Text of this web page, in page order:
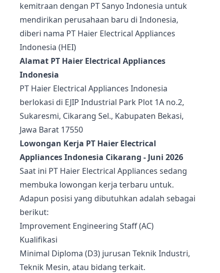
kemitraan dengan PT Sanyo Indonesia untuk
mendirikan perusahaan baru di Indonesia,
diberi nama PT Haier Electrical Appliances
Indonesia (HEI)
Alamat PT Haier Electrical Appliances
Indonesia
PT Haier Electrical Appliances Indonesia
berlokasi di EJIP Industrial Park Plot 1A no.2,
Sukaresmi, Cikarang Sel., Kabupaten Bekasi,
Jawa Barat 17550
Lowongan Kerja PT Haier Electrical
Appliances Indonesia Cikarang - Juni 2026
Saat ini PT Haier Electrical Appliances sedang
membuka lowongan kerja terbaru untuk.
Adapun posisi yang dibutuhkan adalah sebagai
berikut:
Improvement Engineering Staff (AC)
Kualifikasi
Minimal Diploma (D3) jurusan Teknik Industri,
Teknik Mesin, atau bidang terkait.